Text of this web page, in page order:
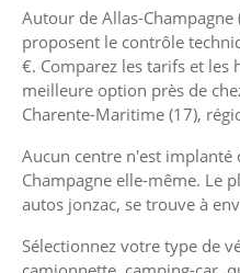
Autour de Allas-Champagne
proposent le contrôle
€. Comparez les tarifs et
meilleure option près de
Charente-Maritime (17),
Aucun centre n'est implanté
Champagne elle-même. Le
autos jonzac, se trouve à
Sélectionnez votre type de